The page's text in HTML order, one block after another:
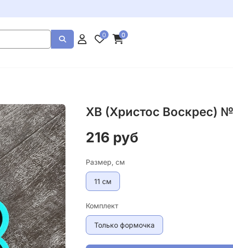
0 0
ХВ (Христос Воскрес)
216 руб
Размер, см
11 см
Комплект
Только формочка